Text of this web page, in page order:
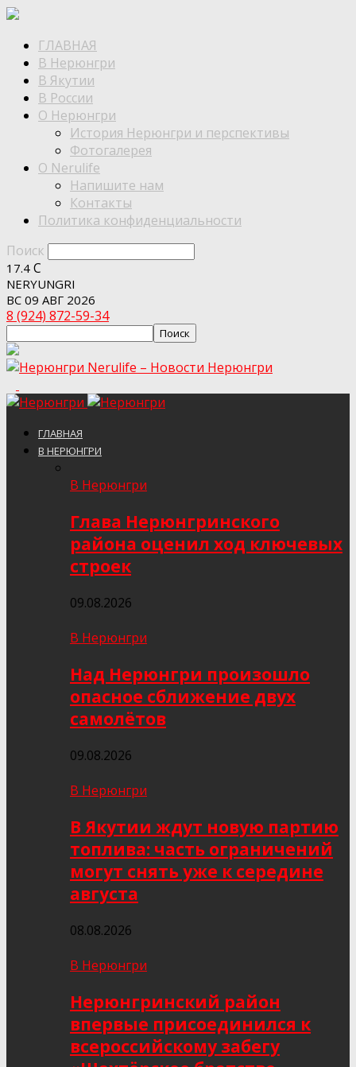
ГЛАВНАЯ
В Нерюнгри
В Якутии
В России
О Нерюнгри
История Нерюнгри и перспективы
Фотогалерея
О Nerulife
Напишите нам
Контакты
Политика конфиденциальности
Поиск
17.4 C
NERYUNGRI
ВС 09 АВГ 2026
8 (924) 872-59-34
Nerulife – Новости Нерюнгри
ГЛАВНАЯ
В НЕРЮНГРИ
В Нерюнгри
Глава Нерюнгринского
района оценил ход ключевых
строек
09.08.2026
В Нерюнгри
Над Нерюнгри произошло
опасное сближение двух
самолётов
09.08.2026
В Нерюнгри
В Якутии ждут новую партию
топлива: часть ограничений
могут снять уже к середине
августа
08.08.2026
В Нерюнгри
Нерюнгринский район
впервые присоединился к
всероссийскому забегу